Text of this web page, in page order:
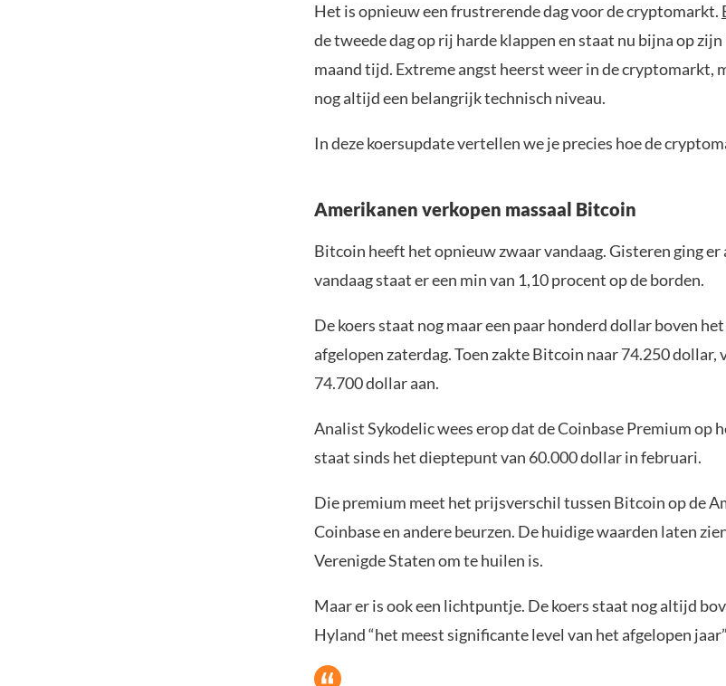
Het is opnieuw een frustrerende dag voor de cryptomarkt.
de tweede dag op rij harde klappen en staat nu bijna op zijn
maand tijd. Extreme angst heerst weer in de cryptomarkt,
nog altijd een belangrijk technisch niveau.
In deze koersupdate vertellen we je precies hoe de
Amerikanen verkopen massaal Bitcoin
Bitcoin heeft het opnieuw zwaar vandaag. Gisteren ging er
vandaag staat er een min van 1,10 procent op de borden.
De koers staat nog maar een paar honderd dollar boven
afgelopen zaterdag. Toen zakte Bitcoin naar 74.250 dollar,
74.700 dollar aan.
Analist Sykodelic wees erop dat de Coinbase Premium op
staat sinds het dieptepunt van 60.000 dollar in februari.
Die premium meet het prijsverschil tussen Bitcoin op de
Coinbase en andere beurzen. De huidige waarden laten
Verenigde Staten om te huilen is.
Maar er is ook een lichtpuntje. De koers staat nog altijd
Hyland “het meest significante level van het afgelopen